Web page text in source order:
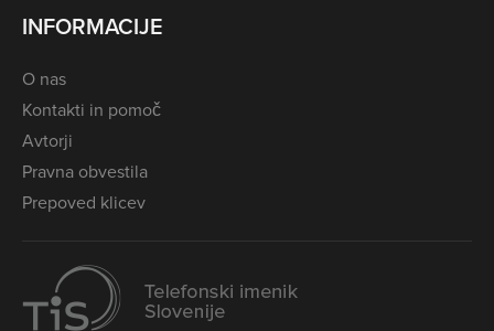
INFORMACIJE
O nas
Kontakti in pomoč
Avtorji
Pravna obvestila
Prepoved klicev